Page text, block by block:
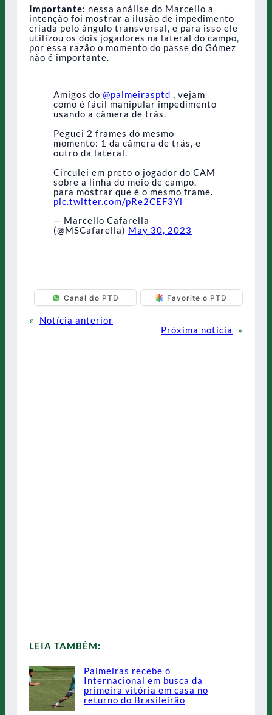
Importante: nessa análise do Marcello a
intenção foi mostrar a ilusão de impedimento
criada pelo ângulo transversal, e para isso ele
utilizou os dois jogadores na lateral do campo,
por essa razão o momento do passe do Gómez
não é importante.
Amigos do @palmeirasptd , vejam
como é fácil manipular impedimento
usando a câmera de trás.
Peguei 2 frames do mesmo
momento: 1 da câmera de trás, e
outro da lateral.
Circulei em preto o jogador do CAM
sobre a linha do meio de campo,
para mostrar que é o mesmo frame.
pic.twitter.com/pRe2CEF3Yl
— Marcello Cafarella
(@MSCafarella) May 30, 2023
Canal do PTD Favorite o PTD
«
Notícia anterior
Próxima notícia
»
LEIA TAMBÉM:
Palmeiras recebe o
Internacional em busca da
primeira vitória em casa no
returno do Brasileirão